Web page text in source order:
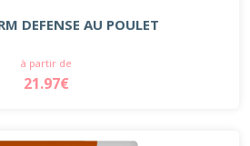
DEFENSE AU POULET
à partir de
21.97€